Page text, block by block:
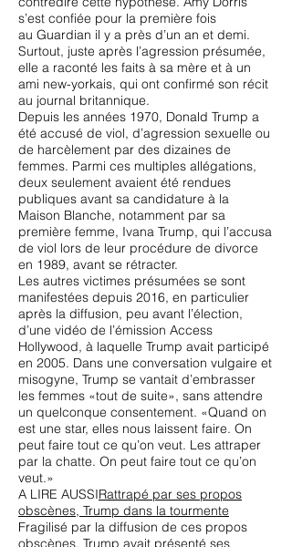
s’est confiée pour la première fois
au Guardian il y a près d’un an et demi.
Surtout, juste après l’agression présumée,
elle a raconté les faits à sa mère et à un
ami new-yorkais, qui ont confirmé son récit
au journal britannique.
Depuis les années 1970, Donald Trump a
été accusé de viol, d’agression sexuelle ou
de harcèlement par des dizaines de
femmes. Parmi ces multiples allégations,
deux seulement avaient été rendues
publiques avant sa candidature à la
Maison Blanche, notamment par sa
première femme, Ivana Trump, qui l’accusa
de viol lors de leur procédure de divorce
en 1989, avant se rétracter.
Les autres victimes présumées se sont
manifestées depuis 2016, en particulier
après la diffusion, peu avant l’élection,
d’une vidéo de l’émission Access
Hollywood, à laquelle Trump avait participé
en 2005. Dans une conversation vulgaire et
misogyne, Trump se vantait d’embrasser
les femmes «tout de suite», sans attendre
un quelconque consentement. «Quand on
est une star, elles nous laissent faire. On
peut faire tout ce qu’on veut. Les attraper
par la chatte. On peut faire tout ce qu’on
veut.»
A LIRE AUSSIRattrapé par ses propos
obscènes, Trump dans la tourmente
Fragilisé par la diffusion de ces propos
obscènes, Trump avait présenté ses